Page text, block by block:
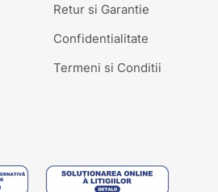
Retur si Garantie
Confidentialitate
Termeni si Conditii